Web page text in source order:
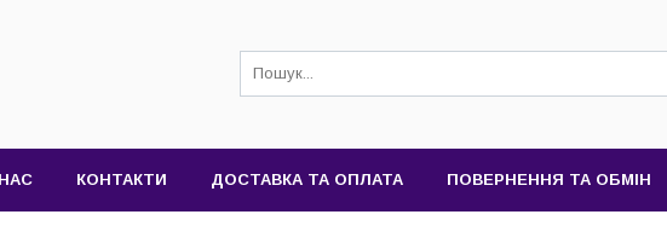
КОНТАКТИ ДОСТАВКА ТА ОПЛАТА ПОВЕРНЕННЯ ТА ОБМІН